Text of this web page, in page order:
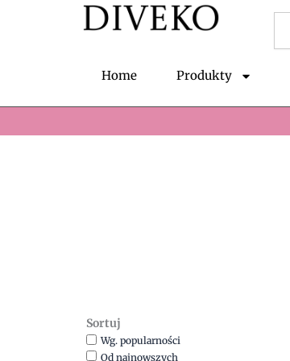
Home Produkty
Sortuj
Wg. popularności
Od najnowszych